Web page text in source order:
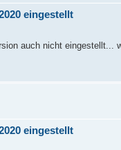
eingestellt
auch nicht eingestellt...
eingestellt